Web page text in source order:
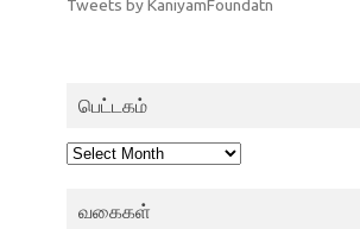
Tweets by KaniyamFoundatn
பெட்டகம்
பெட்டகம்
வகைகள்